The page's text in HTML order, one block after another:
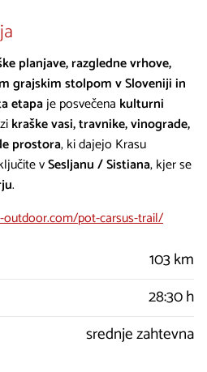
planjave, razgledne vrhove,
grajskim stolpom v Sloveniji in
etapaje posvečena kulturni
kraške vasi, travnike, vinograde,
prostora, ki dajejo Krasu
vSesljanu / Sistiana, kjer se
.
pot-carsus-trail/
103 km
28:30 h
srednje zahtevna